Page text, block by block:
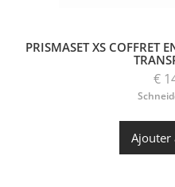
PRISMASET XS COFFRET
€
Ajouter